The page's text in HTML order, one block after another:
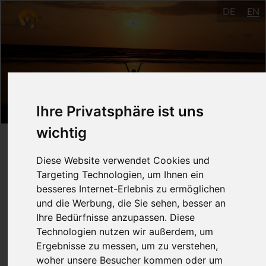
Ihre Privatsphäre ist uns
wichtig
Diese Website verwendet Cookies und
Targeting Technologien, um Ihnen ein
besseres Internet-Erlebnis zu ermöglichen
und die Werbung, die Sie sehen, besser an
Ihre Bedürfnisse anzupassen. Diese
Technologien nutzen wir außerdem, um
Ergebnisse zu messen, um zu verstehen,
woher unsere Besucher kommen oder um
DE EN
Die Welt ist Klang
September - October 2020
Ulm
Markus Bodenmüller